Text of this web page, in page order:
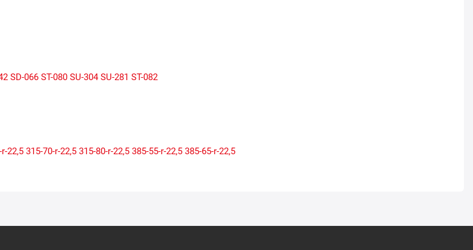
SD-066 ST-080 SU-304 SU-281 ST-082
22,5 315-70-r-22,5 315-80-r-22,5 385-55-r-22,5 385-65-r-22,5